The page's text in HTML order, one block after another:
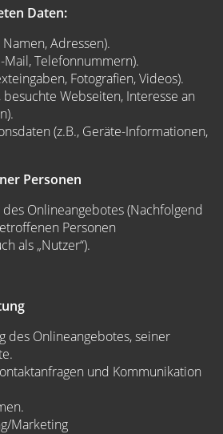
Daten:
Adressen).
Mail, Telefonnummern).
Fotografien, Videos).
besuchte Webseiten, Interesse an
(z.B., Geräte-Informationen,
Personen
Onlineangebotes (Nachfolgend
Personen
als „Nutzer“).
des Onlineangebotes, seiner
und Kommunikation
Marketing